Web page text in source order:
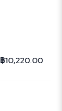
฿10,220.00